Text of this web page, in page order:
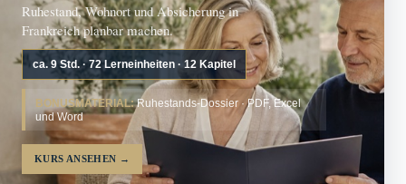
Ruhestand, Wohnort und Absicherung in
Frankreich planbar machen.
ca. 9 Std. · 72 Lerneinheiten · 12 Kapitel
BONUSMATERIAL:Ruhestands-Dossier · PDF, Excel
und Word
KURS ANSEHEN →